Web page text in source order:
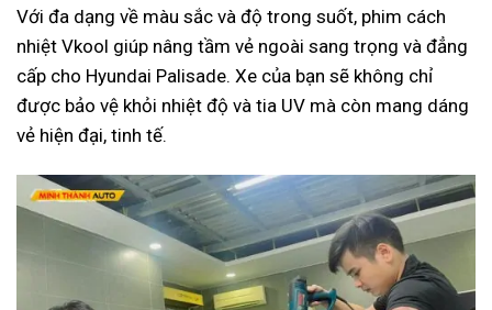
Với đa dạng về màu sắc và độ trong suốt, phim cách
nhiệt Vkool giúp nâng tầm vẻ ngoài sang trọng và đẳng
cấp cho Hyundai Palisade. Xe của bạn sẽ không chỉ
được bảo vệ khỏi nhiệt độ và tia UV mà còn mang dáng
vẻ hiện đại, tinh tế.